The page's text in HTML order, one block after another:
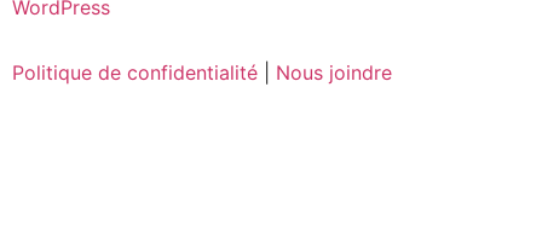
WordPress
Politique de confidentialité Nous joindre